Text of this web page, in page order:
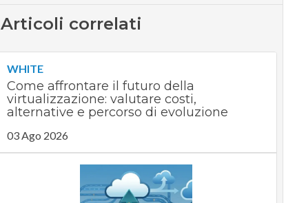
Articoli correlati
WHITE
Come affrontare il futuro della
virtualizzazione: valutare costi,
alternative e percorso di evoluzione
03 Ago 2026